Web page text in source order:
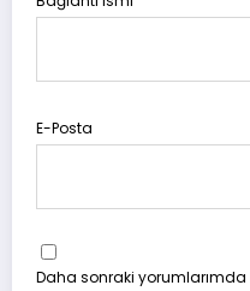
E-Posta
Daha sonraki yorumlarımda